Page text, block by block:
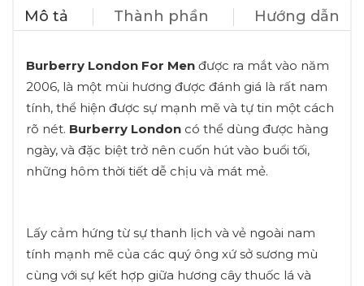
Mô tả Thành phần Hướng dẫn
Burberry London For Men được ra mắt vào năm
2006, là một mùi hương được đánh giá là rất nam
tính, thể hiện được sự mạnh mẽ và tự tin một cách
rõ nét. Burberry London có thể dùng được hàng
ngày, và đặc biệt trở nên cuốn hút vào buổi tối,
những hôm thời tiết dễ chịu và mát mẻ.
Lấy cảm hứng từ sự thanh lịch và vẻ ngoài nam
tính mạnh mẽ của các quý ông xứ sở sương mù
cùng với sự kết hợp giữa hương cây thuốc lá và